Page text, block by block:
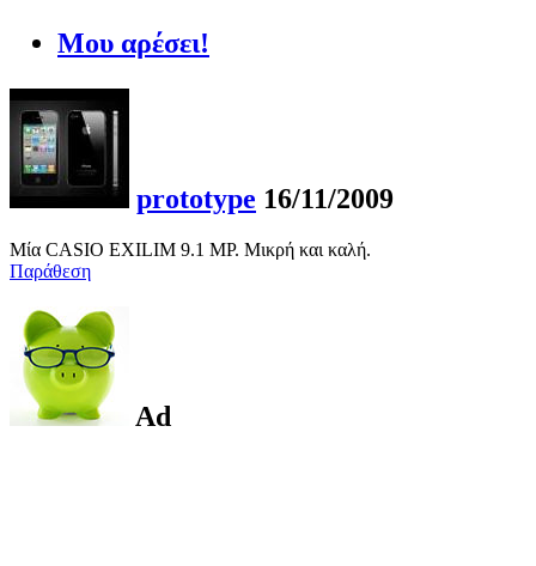
Μου αρέσει!
prototype 16/11/2009
Μία CASIO EXILIM 9.1 MP. Μικρή και καλή.
Παράθεση
Ad